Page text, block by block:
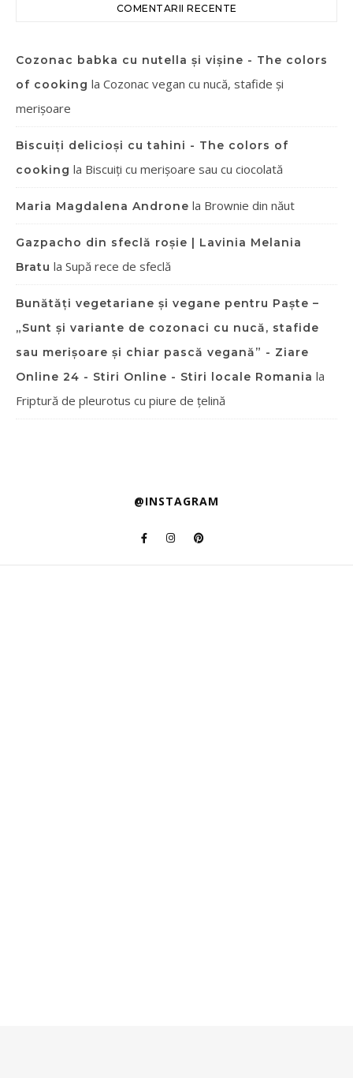
COMENTARII RECENTE
Cozonac babka cu nutella și vișine - The colors
of cooking la Cozonac vegan cu nucă, stafide și
merișoare
Biscuiți delicioși cu tahini - The colors of
cooking la Biscuiți cu merișoare sau cu ciocolată
Maria Magdalena Androne la Brownie din năut
Gazpacho din sfeclă roșie | Lavinia Melania
Bratu la Supă rece de sfeclă
Bunătăți vegetariane și vegane pentru Paște –
„Sunt și variante de cozonaci cu nucă, stafide
sau merișoare și chiar pască vegană” - Ziare
Online 24 - Stiri Online - Stiri locale Romania la
Friptură de pleurotus cu piure de țelină
@INSTAGRAM